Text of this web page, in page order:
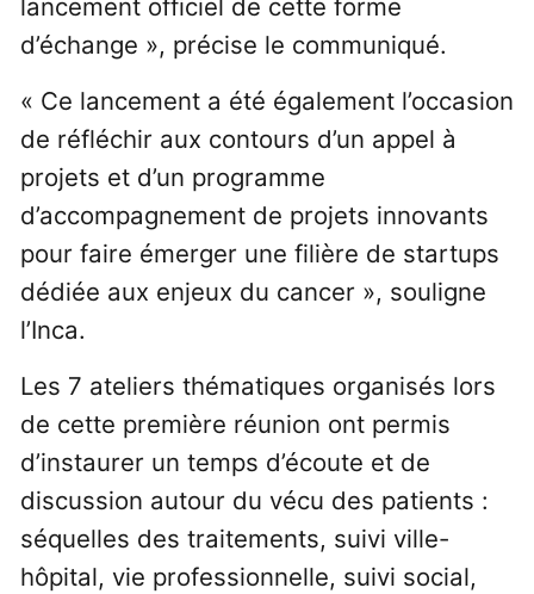
lancement officiel de cette forme
d’échange », précise le communiqué.
« Ce lancement a été également l’occasion
de réfléchir aux contours d’un appel à
projets et d’un programme
d’accompagnement de projets innovants
pour faire émerger une filière de startups
dédiée aux enjeux du cancer », souligne
l’Inca.
Les 7 ateliers thématiques organisés lors
de cette première réunion ont permis
d’instaurer un temps d’écoute et de
discussion autour du vécu des patients :
séquelles des traitements, suivi ville-
hôpital, vie professionnelle, suivi social,